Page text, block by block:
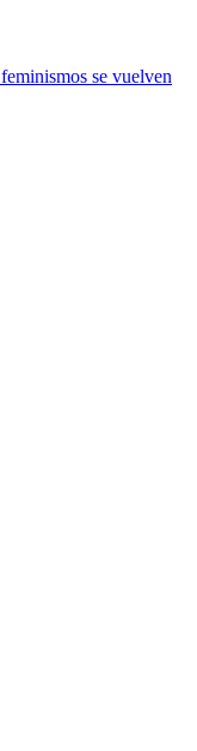
se vuelven